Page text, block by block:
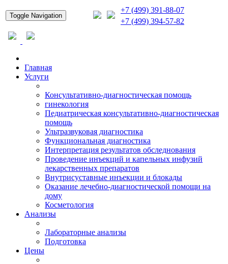
Toggle Navigation
+7 (499) 391-88-07
+7 (499) 394-57-82
Главная
Услуги
Консультативно-диагностическая помощь
гинекология
Педиатрическая консультативно-диагностическая
помощь
Ультразвуковая диагностика
Функциональная диагностика
Интерпретация результатов обследнования
Проведение инъекций и капельных инфузий
лекарственных препаратов
Внутрисуставные инъекции и блокады
Оказание лечебно-диагностической помощи на
дому
Косметология
Анализы
Лабораторные анализы
Подготовка
Цены